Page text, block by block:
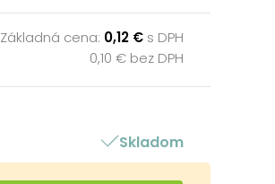
Základná cena: 0,12 € s DPH
0,10 € bez DPH
Skladom